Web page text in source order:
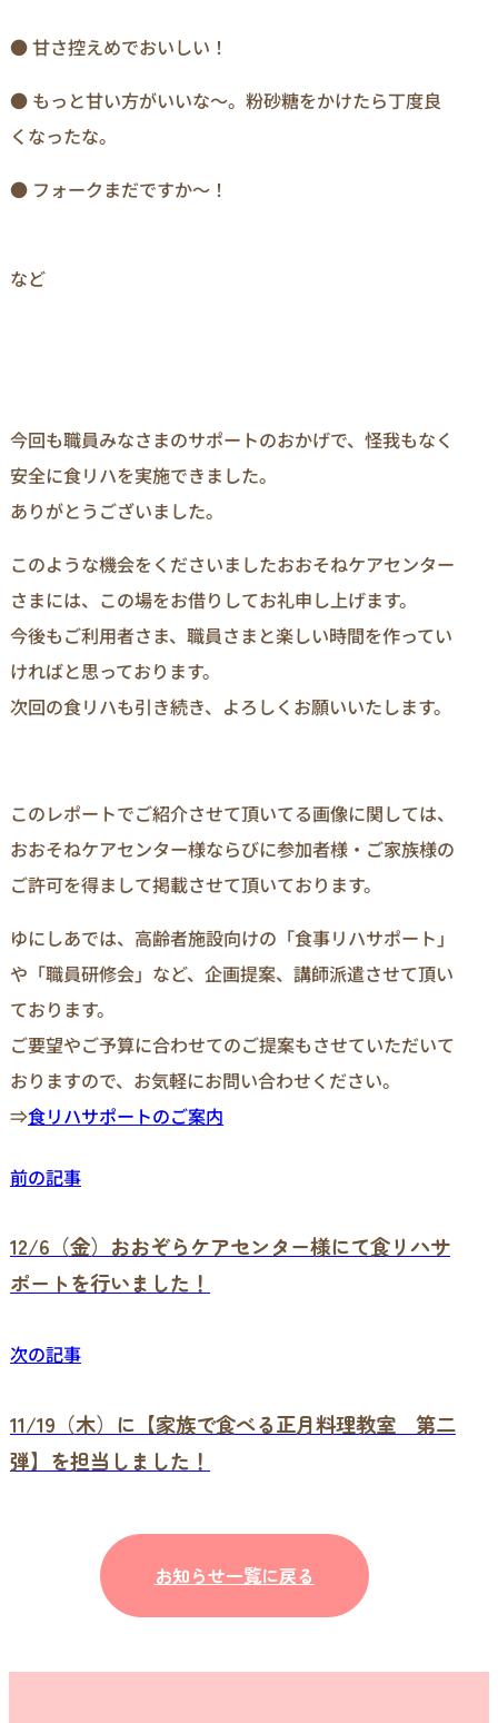
● 甘さ控えめでおいしい！
● もっと甘い方がいいな～。粉砂糖をかけたら丁度良
くなったな。
● フォークまだですか～！
など
今回も職員みなさまのサポートのおかげで、怪我もなく
安全に食リハを実施できました。
ありがとうございました。
このような機会をくださいましたおおそねケアセンター
さまには、この場をお借りしてお礼申し上げます。
今後もご利用者さま、職員さまと楽しい時間を作ってい
ければと思っております。
次回の食リハも引き続き、よろしくお願いいたします。
このレポートでご紹介させて頂いてる画像に関しては、
おおそねケアセンター様ならびに参加者様・ご家族様の
ご許可を得まして掲載させて頂いております。
ゆにしあでは、高齢者施設向けの「食事リハサポート」
や「職員研修会」など、企画提案、講師派遣させて頂い
ております。
ご要望やご予算に合わせてのご提案もさせていただいて
おりますので、お気軽にお問い合わせください。
⇒食リハサポートのご案内
前の記事
12/6（金）おおぞらケアセンター様にて食リハサ
ポートを行いました！
次の記事
11/19（木）に【家族で食べる正月料理教室 第二
弾】を担当しました！
お知らせ一覧に戻る